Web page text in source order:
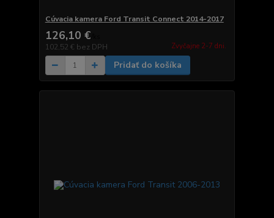
Cúvacia kamera Ford Transit Connect 2014-2017
126,10 €
102,52 € bez DPH Zvyčajne 2-7 dni.
Pridať do košíka